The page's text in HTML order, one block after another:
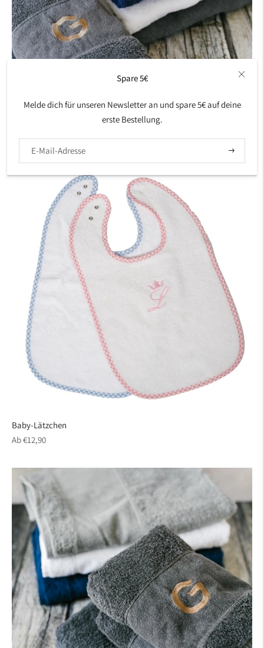
Spare 5€
Melde dich für unseren Newsletter an und spare 5€ auf deine
erste Bestellung.
Set Badetuch und Handtuch unifarben
regulärer
€55,00
Baby-Lätzchen
regulärer
Ab €12,90